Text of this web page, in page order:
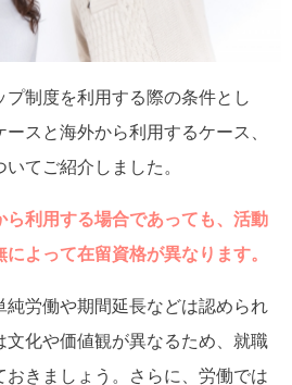
制度を利用する際の条件とし
スと海外から利用するケース、
てご紹介しました。
ら利用する場合であっても、活動
よって在留資格が異なります。
純労働や期間延長などは認められ
文化や価値観が異なるため、就職
きましょう。さらに、労働では